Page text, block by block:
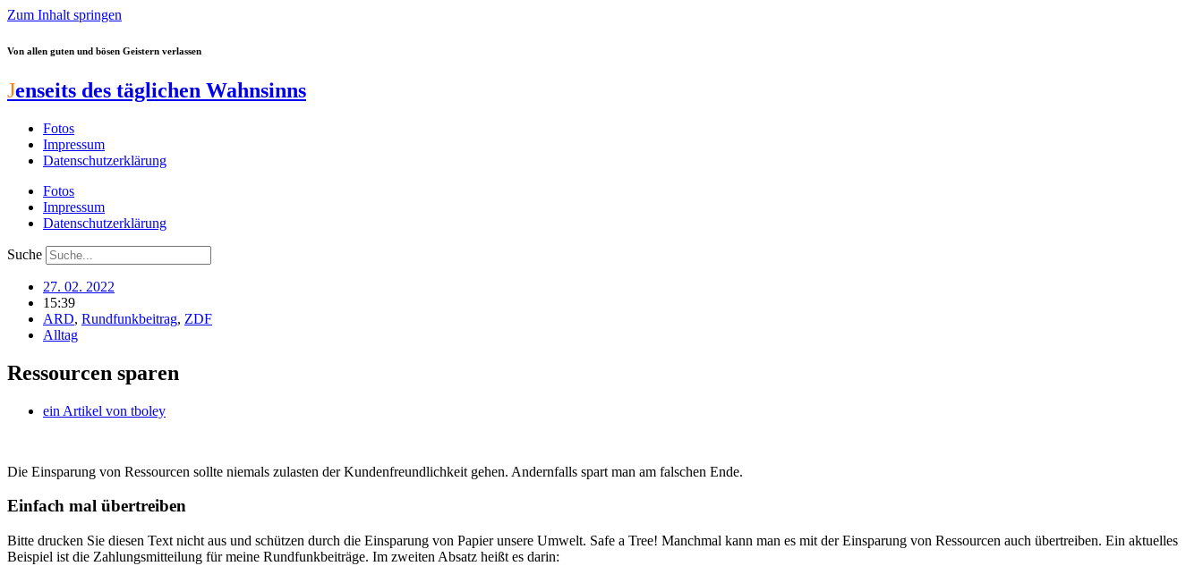
Zum Inhalt springen
Von allen guten und bösen Geistern verlassen
Jenseits des täglichen Wahnsinns
Fotos
Impressum
Datenschutzerklärung
Fotos
Impressum
Datenschutzerklärung
Suche
27. 02. 2022
15:39
ARD, Rundfunkbeitrag, ZDF
Alltag
Ressourcen sparen
ein Artikel von tboley
Die Einsparung von Ressourcen sollte niemals zulasten der Kundenfreundlichkeit gehen. Andernfalls spart man am falschen Ende.
Einfach mal übertreiben
Bitte drucken Sie diesen Text nicht aus und schützen durch die Einsparung von Papier unsere Umwelt. Safe a Tree! Manchmal kann man es mit der Einsparung von Ressourcen auch übertreiben. Ein aktuelles
Beispiel ist die Zahlungsmitteilung für meine Rundfunkbeiträge. Im zweiten Absatz heißt es darin: